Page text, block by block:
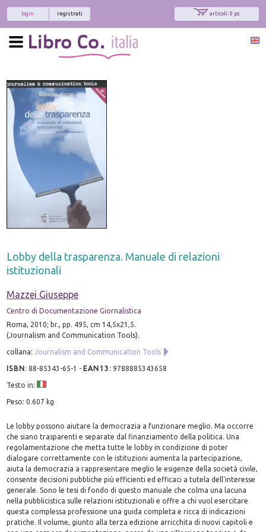
articoli: 0 pz.
registrati
login
Lobby della trasparenza. Manuale di relazioni
istituzionali
Mazzei Giuseppe
Centro di Documentazione Giornalistica
Roma, 2010; br., pp. 495, cm 14,5x21,5.
(Journalism and Communication Tools).
collana:Journalism and Communication Tools
ISBN:88-85343-65-1 - EAN13 :9788885343658
Testo in:
Peso: 0.607 kg
Le lobby possono aiutare la democrazia a funzionare meglio. Ma occorre
che siano trasparenti e separate dal finanziamento della politica. Una
regolamentazione che metta tutte le lobby in condizione di poter
dialogare correttamente con le istituzioni aumenta la partecipazione,
aiuta la democrazia a rappresentare meglio le esigenze della società civile,
consente decisioni pubbliche più efficienti ed efficaci a tutela dell'interesse
generale. Sono le tesi di fondo di questo manuale che colma una lacuna
nella pubblicistica sulle relazioni istituzionali e offre a chi vuol esercitare
questa complessa professione una guida completa e ricca di indicazioni
pratiche. Il volume, giunto alla terza edizione arricchita di nuovi capitoli e